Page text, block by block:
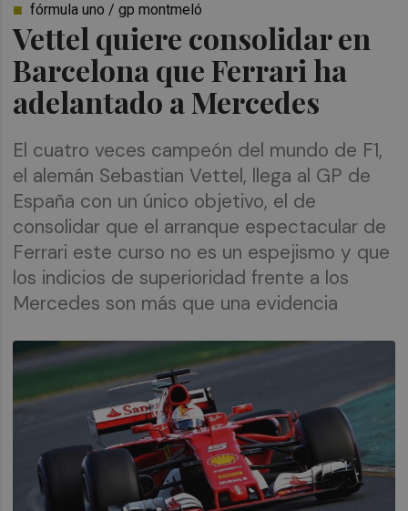
Vettel quiere consolidar en
Barcelona que Ferrari ha
adelantado a Mercedes
fórmula uno / gp montmeló
El cuatro veces campeón del mundo de F1,
el alemán Sebastian Vettel, llega al GP de
España con un único objetivo, el de
consolidar que el arranque espectacular de
Ferrari este curso no es un espejismo y que
los indicios de superioridad frente a los
Mercedes son más que una evidencia